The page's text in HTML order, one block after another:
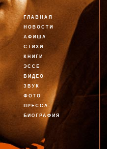
ГЛАВНАЯ
НОВОСТИ
АФИША
СТИХИ
КНИГИ
ЭССЕ
ВИДЕО
ЗВУК
ФОТО
ПРЕССА
БИОГРАФИЯ